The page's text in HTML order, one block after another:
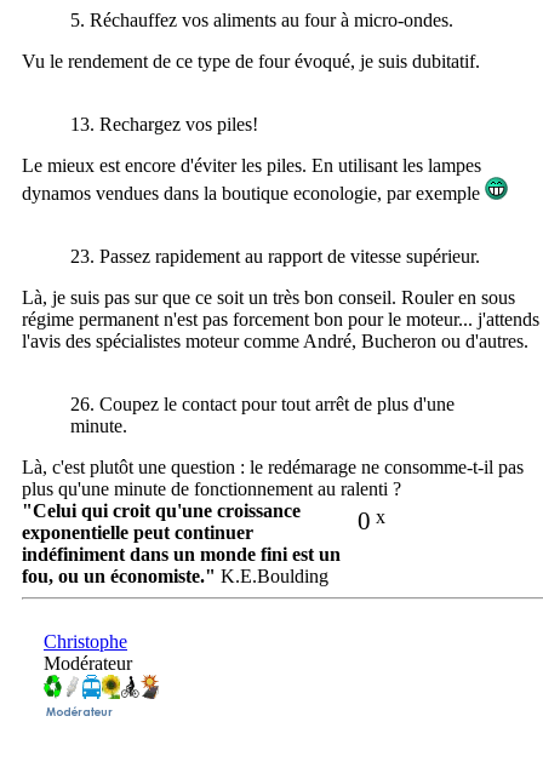
5. Réchauffez vos aliments au four à micro-ondes.
Vu le rendement de ce type de four évoqué, je suis dubitatif.
13. Rechargez vos piles!
Le mieux est encore d'éviter les piles. En utilisant les lampes
dynamos vendues dans la boutique econologie, par exemple
23. Passez rapidement au rapport de vitesse supérieur.
Là, je suis pas sur que ce soit un très bon conseil. Rouler en sous
régime permanent n'est pas forcement bon pour le moteur... j'attends
l'avis des spécialistes moteur comme André, Bucheron ou d'autres.
26. Coupez le contact pour tout arrêt de plus d'une
minute.
Là, c'est plutôt une question : le redémarage ne consomme-t-il pas
plus qu'une minute de fonctionnement au ralenti ?
0 x
"Celui qui croit qu'une croissance
exponentielle peut continuer
indéfiniment dans un monde fini est un
fou, ou un économiste." K.E.Boulding
Christophe
Modérateur